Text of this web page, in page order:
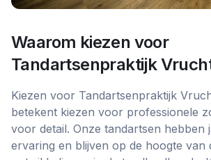
Waarom kiezen voor
Tandartsenpraktijk
Kiezen voor Tandartsenpraktijk
betekent kiezen voor professionele
voor detail. Onze tandartsen hebben
ervaring en blijven op de hoogte van